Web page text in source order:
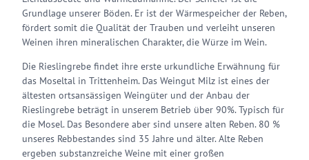
Grundlage unserer Böden. Er ist der Wärmespeicher der Reben,
fördert somit die Qualität der Trauben und verleiht unseren
Weinen ihren mineralischen Charakter, die Würze im Wein.
Die Rieslingrebe findet ihre erste urkundliche Erwähnung für
das Moseltal in Trittenheim. Das Weingut Milz ist eines der
ältesten ortsansässigen Weingüter und der Anbau der
Rieslingrebe beträgt in unserem Betrieb über 90%. Typisch für
die Mosel. Das Besondere aber sind unsere alten Reben. 80 %
unseres Rebbestandes sind 35 Jahre und älter. Alte Reben
ergeben substanzreiche Weine mit einer großen